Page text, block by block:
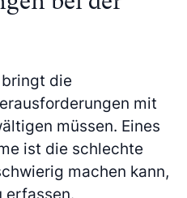
die
mit
müssen. Eines
ist die schlechte
machen kann,